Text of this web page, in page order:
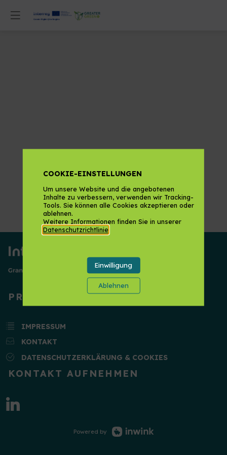
PRAKTISCHE INFORMATIONEN
IMPRESSUM
KONTAKT
DATENSCHUTZERKLÄRUNG & COOKIES
KONTAKT AUFNEHMEN
Powered by
COOKIE-EINSTELLUNGEN
Um unsere Website und die angebotenen
Inhalte zu verbessern, verwenden wir Tracking-
Tools. Sie können alle Cookies akzeptieren oder
ablehnen.
Weitere Informationen finden Sie in unserer
Datenschutzrichtlinie.
Einwilligung
Ablehnen